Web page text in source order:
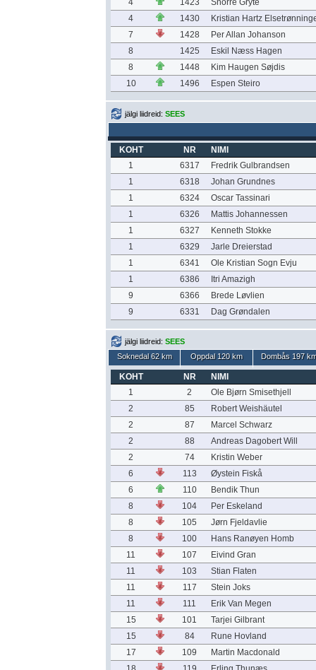
4
1423
Snorre Gryte
4
1430
Kristian Hartz
7
1428
Per Allan Johanson
8
1425
Eskil Næss Hagen
8
1448
Kim Haugen Søjdis
10
1496 Espen Steiro
jälgi liidreid: SEES
KOHT NR
NIMI
1
6317
Fredrik Gulbrandsen
1
6318
Johan Grundnes
1
6324
Oscar Tassinari
1
6326
Mattis Johannessen
1
6327
Kenneth Stokke
1
6329
Jarle Dreierstad
1
6341
Ole Kristian Sogn Evju
1
6386
Itri Amazigh
9
6366
Brede Løvlien
9
6331 Dag Grøndalen
jälgi liidreid: SEES
Soknedal 62 km
Oppdal 120 km Dombås 197
KOHT NR
NIMI
1
2
Ole Bjørn Smisethjell
2
85
Robert Weishäutel
2
87
Marcel Schwarz
2
88
Andreas Dagobert Will
2
74
Kristin Weber
6
113
Øystein Fiskå
6
110
Bendik Thun
8
104
Per Eskeland
8
105
Jørn Fjeldavlie
8
100
Hans Ranøyen Homb
11
107
Eivind Gran
11
103
Stian Flaten
11
117
Stein Joks
11
111
Erik Van Megen
15
101
Tarjei Gilbrant
15
84
Rune Hovland
17
109
Martin Macdonald